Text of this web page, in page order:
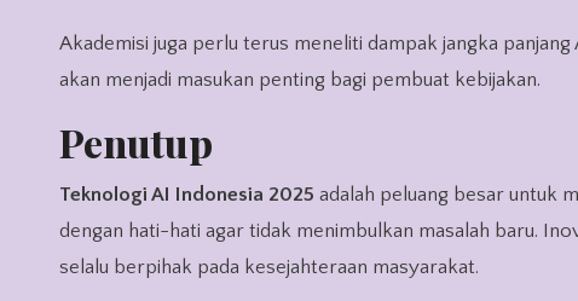
Akademisi juga perlu terus meneliti dampak jangka
akan menjadi masukan penting bagi pembuat kebijakan.
Penutup
Teknologi AI Indonesia 2025 adalah peluang besar untuk
dengan hati-hati agar tidak menimbulkan masalah baru.
selalu berpihak pada kesejahteraan masyarakat.